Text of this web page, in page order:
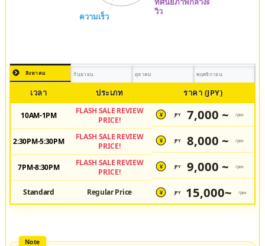
สิงหาคม กันยายน ตุลาคม พฤศจิกายน
เวลา ประเภท ราคา (JPY)
10AM-1PM
FLASH SALE REVIEW
PRICE!
¥ JPY 7,000 ~ /pax
2:30PM-5:30PM
FLASH SALE REVIEW
PRICE!
¥ JPY 8,000 ~ /pax
7PM-8:30PM
FLASH SALE REVIEW
PRICE!
¥ JPY 9,000 ~ /pax
Standard Regular Price ¥ JPY 15,000~ /pax